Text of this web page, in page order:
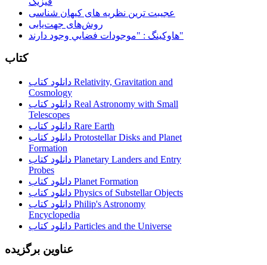
عجیبت ترین نظریه های کیهان شناسی
روش‌های جهت‌یابی
هاوكينگ : "موجودات فضايي وجود دارند"
کتاب
دانلود کتاب Relativity, Gravitation and
Cosmology
دانلود کتاب Real Astronomy with Small
Telescopes
دانلود کتاب Rare Earth
دانلود کتاب Protostellar Disks and Planet
Formation
دانلود کتاب Planetary Landers and Entry
Probes
دانلود کتاب Planet Formation
دانلود کتاب Physics of Substellar Objects
دانلود کتاب Philip's Astronomy
Encyclopedia
دانلود کتاب Particles and the Universe
عناوین برگزیده